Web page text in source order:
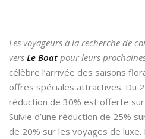
Les voyageurs à la recherche de
vers Le Boat pour leurs
célèbre l’arrivée des saisons
offres spéciales attractives. Du
réduction de 30% est offerte
Suivie d’une réduction de 25%
de 20% sur les voyages de luxe.